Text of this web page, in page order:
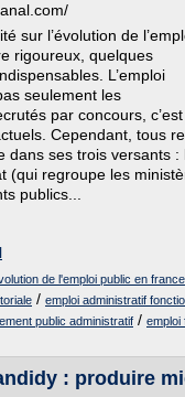
sur l’évolution de
rigoureux, quelques
L’emploi
seulement les
par concours, c’est
Cependant, tous
dans ses trois versants :
(qui regroupe les
publics...
de l'emploi public en france
/ emploi administratif
public administratif / emploi
: produire